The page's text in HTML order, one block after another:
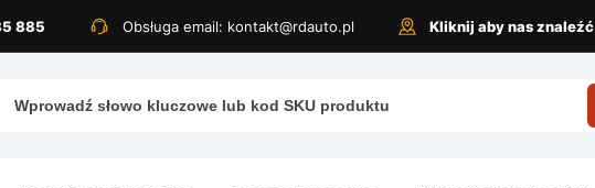
885 Obsługa email: kontakt@rdauto.pl Kliknij aby nas znaleźć